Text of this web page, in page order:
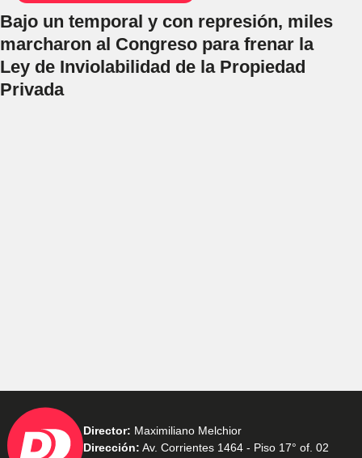
Bajo un temporal y con represión, miles
marcharon al Congreso para frenar la
Ley de Inviolabilidad de la Propiedad
Privada
Director: Maximiliano Melchior
Dirección: Av. Corrientes 1464 - Piso 17° of. 02